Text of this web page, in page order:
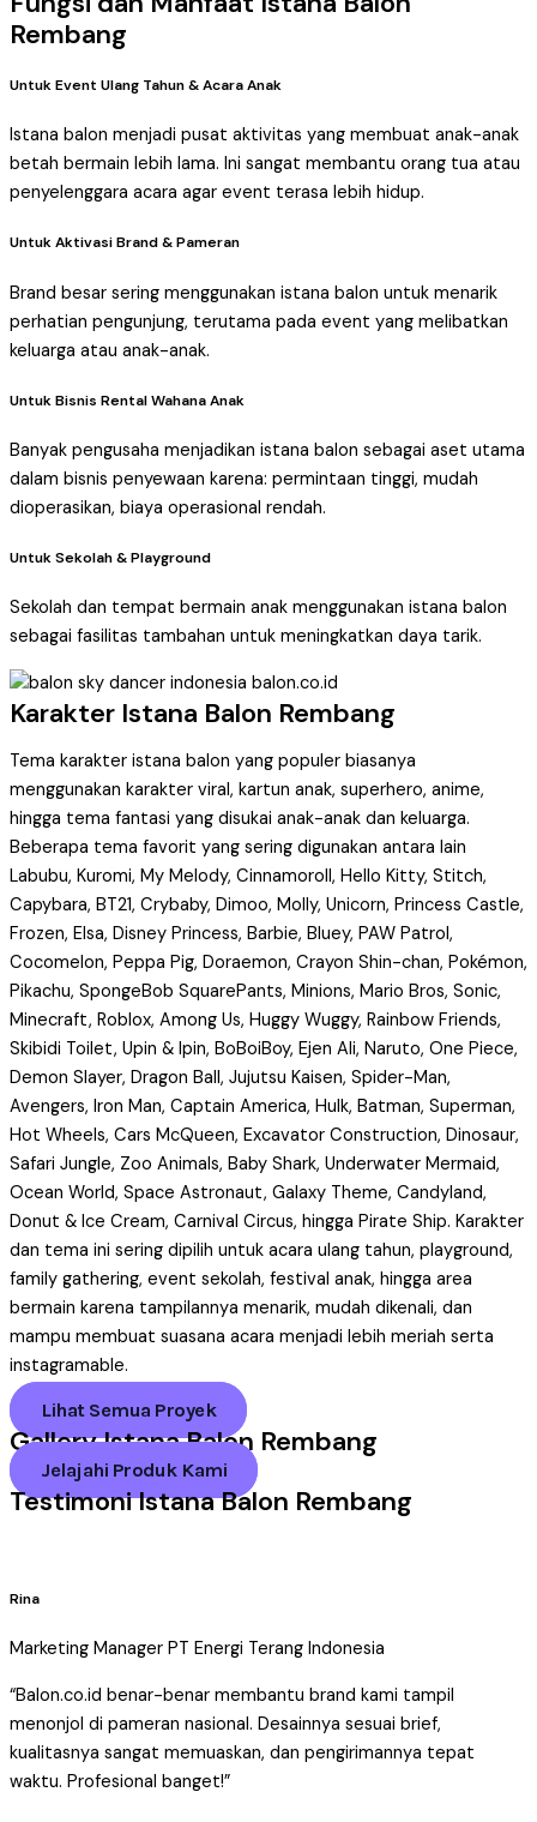
Rembang
Untuk Event Ulang Tahun & Acara Anak
Istana balon menjadi pusat aktivitas yang membuat anak-anak
betah bermain lebih lama. Ini sangat membantu orang tua atau
penyelenggara acara agar event terasa lebih hidup.
Untuk Aktivasi Brand & Pameran
Brand besar sering menggunakan istana balon untuk menarik
perhatian pengunjung, terutama pada event yang melibatkan
keluarga atau anak-anak.
Untuk Bisnis Rental Wahana Anak
Banyak pengusaha menjadikan istana balon sebagai aset utama
dalam bisnis penyewaan karena: permintaan tinggi, mudah
dioperasikan, biaya operasional rendah.
Untuk Sekolah & Playground
Sekolah dan tempat bermain anak menggunakan istana balon
sebagai fasilitas tambahan untuk meningkatkan daya tarik.
Karakter Istana Balon Rembang
Tema karakter istana balon yang populer biasanya
menggunakan karakter viral, kartun anak, superhero, anime,
hingga tema fantasi yang disukai anak-anak dan keluarga.
Beberapa tema favorit yang sering digunakan antara lain
Labubu, Kuromi, My Melody, Cinnamoroll, Hello Kitty, Stitch,
Capybara, BT21, Crybaby, Dimoo, Molly, Unicorn, Princess Castle,
Frozen, Elsa, Disney Princess, Barbie, Bluey, PAW Patrol,
Cocomelon, Peppa Pig, Doraemon, Crayon Shin-chan, Pokémon,
Pikachu, SpongeBob SquarePants, Minions, Mario Bros, Sonic,
Minecraft, Roblox, Among Us, Huggy Wuggy, Rainbow Friends,
Skibidi Toilet, Upin & Ipin, BoBoiBoy, Ejen Ali, Naruto, One Piece,
Demon Slayer, Dragon Ball, Jujutsu Kaisen, Spider-Man,
Avengers, Iron Man, Captain America, Hulk, Batman, Superman,
Hot Wheels, Cars McQueen, Excavator Construction, Dinosaur,
Safari Jungle, Zoo Animals, Baby Shark, Underwater Mermaid,
Ocean World, Space Astronaut, Galaxy Theme, Candyland,
Donut & Ice Cream, Carnival Circus, hingga Pirate Ship. Karakter
dan tema ini sering dipilih untuk acara ulang tahun, playground,
family gathering, event sekolah, festival anak, hingga area
bermain karena tampilannya menarik, mudah dikenali, dan
mampu membuat suasana acara menjadi lebih meriah serta
instagramable.
Lihat Semua Proyek
Gallery Istana Balon Rembang
Jelajahi Produk Kami
Testimoni Istana Balon Rembang
Rina
Marketing Manager PT Energi Terang Indonesia
“Balon.co.id benar-benar membantu brand kami tampil
menonjol di pameran nasional. Desainnya sesuai brief,
kualitasnya sangat memuaskan, dan pengirimannya tepat
waktu. Profesional banget!”